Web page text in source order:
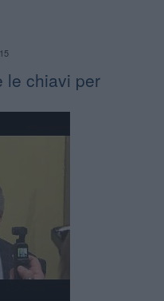
le chiavi per